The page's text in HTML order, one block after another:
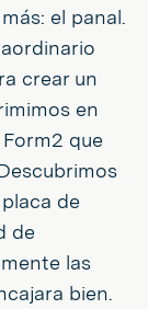
el panal.
crear un
en
que
de
de
las
bien.